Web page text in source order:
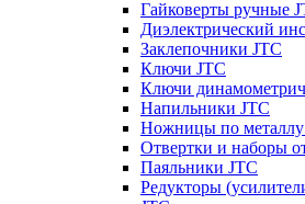
Гайковерты ручные
Диэлектрический
Заклепочники JTC
Ключи JTC
Ключи
Напильники JTC
Ножницы по металлу
Отвертки и наборы
Паяльники JTC
Редукторы